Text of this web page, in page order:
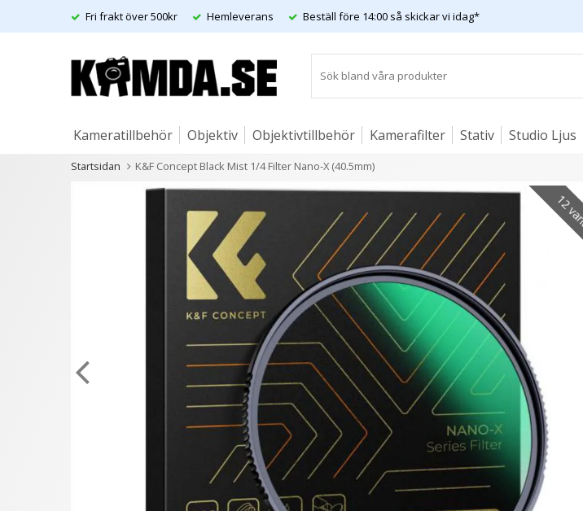
Fri frakt över 500kr Hemleverans Beställ före 14:00 så skickar vi idag*
Kameratillbehör Objektiv Objektivtillbehör Kamerafilter Stativ Studio Ljus
Artiklar
Startsidan K&F Concept Black Mist 1/4 Filter Nano-X (40.5mm)
Step Up Ring 55-58mm -
LÄGG I VARUKORG
Step Up Ring 52-62mm -
Gör filtergängan större
★ ★★ ★★
69 kr
LÄGG I VARUKORG
Step Up Ring 55-67mm -
Gör filtergängan större
★★★ ★ ★
LÄGG I VARUKORG
12